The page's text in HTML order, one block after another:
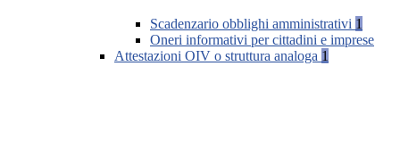
Scadenzario obblighi amministrativi 1
Oneri informativi per cittadini e imprese
Attestazioni OIV o struttura analoga 1